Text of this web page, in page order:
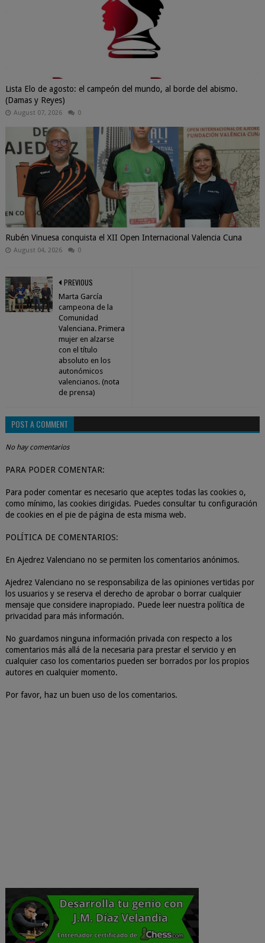
Lista Elo de agosto: el campeón del mundo, al borde del abismo.
(Damas y Reyes)
August 07, 2026 0
Rubén Vinuesa conquista el XII Open Internacional Valencia Cuna
August 04, 2026 0
PREVIOUS
Marta García
campeona de la
Comunidad
Valenciana. Primera
mujer en alzarse
con el título
absoluto en los
autonómicos
valencianos. (nota
de prensa)
POST A COMMENT
No hay comentarios
PARA PODER COMENTAR:
Para poder comentar es necesario que aceptes todas las cookies o,
como mínimo, las cookies dirigidas. Puedes consultar tu configuración
de cookies en el pie de página de esta misma web.
POLÍTICA DE COMENTARIOS:
En Ajedrez Valenciano no se permiten los comentarios anónimos.
Ajedrez Valenciano no se responsabiliza de las opiniones vertidas por
los usuarios y se reserva el derecho de aprobar o borrar cualquier
mensaje que considere inapropiado. Puede leer nuestra política de
privacidad para más información.
No guardamos ninguna información privada con respecto a los
comentarios más allá de la necesaria para prestar el servicio y en
cualquier caso los comentarios pueden ser borrados por los propios
autores en cualquier momento.
Por favor, haz un buen uso de los comentarios.